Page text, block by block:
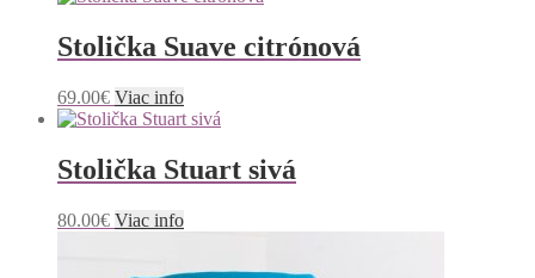
Stolička Suave citrónová
69.00€ Viac info
Stolička Stuart sivá
80.00€ Viac info